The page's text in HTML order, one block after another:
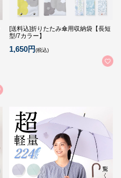
[送料込]折りたたみ傘用収納袋【長短
型/7カラー】
1,650円(税込)